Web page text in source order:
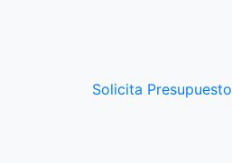
Solicita Presupuesto